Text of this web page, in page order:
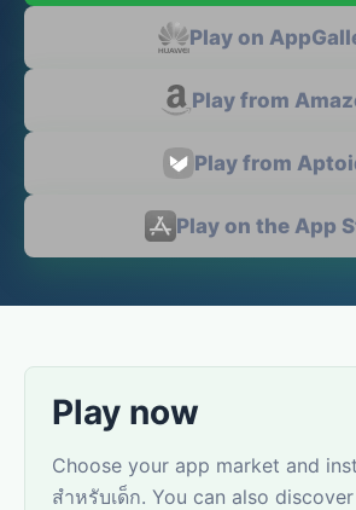
Play on
Play from
Play from
Play on the App
Play now
Choose your app market and
สำหรับเด็ก. You can also